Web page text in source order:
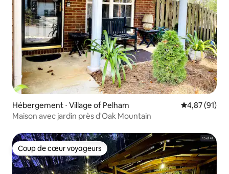
Hébergement ⋅ Village of Pelham Évaluation
4,87 (91)
Maison avec jardin près d'Oak Mountain
Coup de cœur voyageurs
Coup de cœur voyageurs